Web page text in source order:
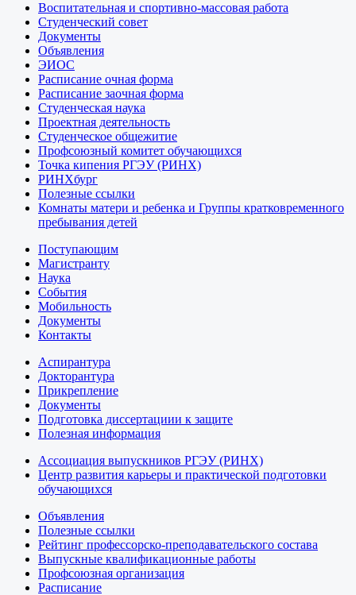
Воспитательная и спортивно-массовая работа
Студенческий совет
Документы
Объявления
ЭИОС
Расписание очная форма
Расписание заочная форма
Студенческая наука
Проектная деятельность
Студенческое общежитие
Профсоюзный комитет обучающихся
Точка кипения РГЭУ (РИНХ)
РИНХбург
Полезные ссылки
Комнаты матери и ребенка и Группы кратковременного
пребывания детей
Поступающим
Магистранту
Наука
События
Мобильность
Документы
Контакты
Аспирантура
Докторантура
Прикрепление
Документы
Подготовка диссертациии к защите
Полезная информация
Ассоциация выпускников РГЭУ (РИНХ)
Центр развития карьеры и практической подготовки
обучающихся
Объявления
Полезные ссылки
Рейтинг профессорско-преподавательского состава
Выпускные квалификационные работы
Профсоюзная организация
Расписание